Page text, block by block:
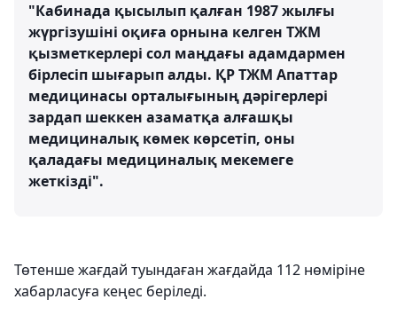
"Кабинада қысылып қалған 1987 жылғы
жүргізушіні оқиға орнына келген ТЖМ
қызметкерлері сол маңдағы адамдармен
бірлесіп шығарып алды. ҚР ТЖМ Апаттар
медицинасы орталығының дәрігерлері
зардап шеккен азаматқа алғашқы
медициналық көмек көрсетіп, оны
қаладағы медициналық мекемеге
жеткізді".
Төтенше жағдай туындаған жағдайда 112 нөміріне
хабарласуға кеңес беріледі.